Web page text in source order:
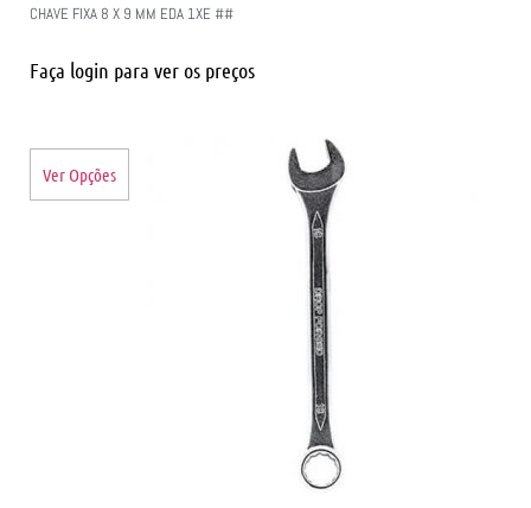
CHAVE FIXA 8 X 9 MM EDA 1XE ##
Faça login para ver os preços
Ver Opções